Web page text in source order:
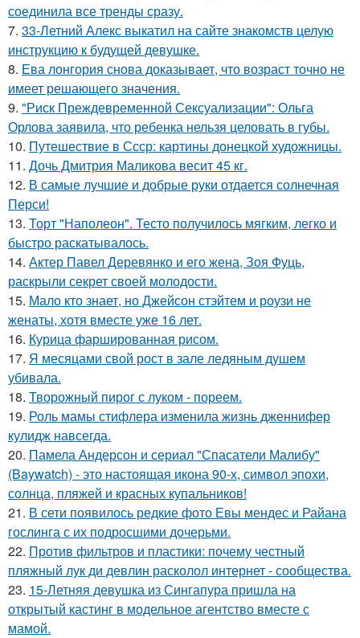
соединила все тренды сразу.
7. 33-Летний Алекс выкатил на сайте знакомств целую
инструкцию к будущей девушке.
8. Ева лонгория снова доказывает, что возраст точно не
имеет решающего значения.
9. "Риск Преждевременной Сексуализации": Ольга
Орлова заявила, что ребенка нельзя целовать в губы.
10. Путешествие в Ссср: картины донецкой художницы.
11. Дочь Дмитрия Маликова весит 45 кг.
12. В самые лучшие и добрые руки отдается солнечная
Перси!
13. Торт "Наполеон". Тесто получилось мягким, легко и
быстро раскатывалось.
14. Актер Павел Деревянко и его жена, Зоя Фуць,
раскрыли секрет своей молодости.
15. Мало кто знает, но Джейсон стэйтем и роузи не
женаты, хотя вместе уже 16 лет.
16. Курица фаршированная рисом.
17. Я месяцами свой рост в зале ледяным душем
убивала.
18. Творожный пирог с луком - пореем.
19. Роль мамы стифлера изменила жизнь дженнифер
кулидж навсегда.
20. Памела Андерсон и сериал "Спасатели Малибу"
(Baywatch) - это настоящая икона 90-х, символ эпохи,
солнца, пляжей и красных купальников!
21. В сети появилось редкие фото Евы мендес и Райана
гослинга с их подросшими дочерьми.
22. Против фильтров и пластики: почему честный
пляжный лук ди девлин расколол интернет - сообщества.
23. 15-Летняя девушка из Сингапура пришла на
открытый кастинг в модельное агентство вместе с
мамой.